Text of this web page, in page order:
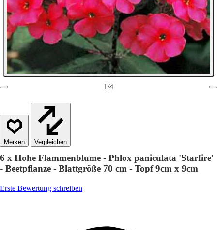
1/4
Vergleichen
6 x Hohe Flammenblume - Phlox paniculata 'Starfire'
- Beetpflanze - Blattgröße 70 cm - Topf 9cm x 9cm
Erste Bewertung schreiben